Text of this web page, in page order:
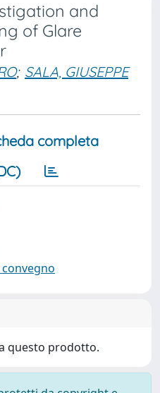
and
of Glare
; SALA, GIUSEPPE
completa
questo prodotto.